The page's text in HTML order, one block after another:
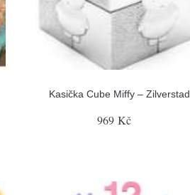
Kasička Cube Miffy – Zilverstad
969 Kč